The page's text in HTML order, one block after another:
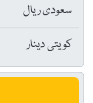
سعودی ریال
کویتی دینار